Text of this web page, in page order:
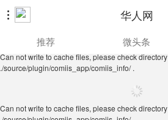
 华人网
./source/plugin/comiis_app/comiis_info/ .
推荐 微头条
Can not write to cache files, please check directory
./source/plugin/comiis_app/comiis_info/ .
Can not write to cache files, please check directory